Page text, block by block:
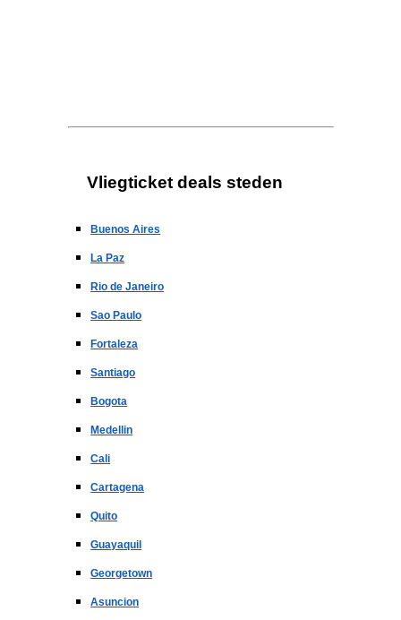
Vliegticket deals steden
Buenos Aires
La Paz
Rio de Janeiro
Sao Paulo
Fortaleza
Santiago
Bogota
Medellin
Cali
Cartagena
Quito
Guayaquil
Georgetown
Asuncion